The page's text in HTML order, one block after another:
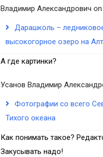
Владимир Александрович on
Дарашколь –
высокогорное озеро на
А где картинки?
Усанов Владимир
Фотографии со всего
Тихого океана
Как понимать такое?
Закусывать надо!